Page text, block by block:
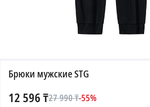
Брюки мужские STG
12 596₸27 990₸-55%